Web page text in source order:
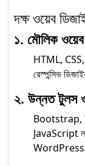
দক্ষ ওয়েব
১. মৌলিক
HTML,
রেস্পন্সিভ
২. উন্নত টুলস ও
Bootstrap,
JavaScript
WordPress ও